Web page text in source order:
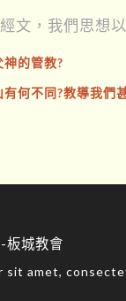
文，我們思想以
的管教?
何不同?教導我們
板城教會
sit amet,